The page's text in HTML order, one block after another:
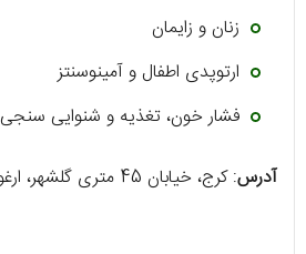
زنان و زایمان
ارتوپدی اطفال و آمینوسنتز
فشار خون، تغذیه و شنوایی سنجی
آدرس: کرج، خیابان 45 متری گلشهر، ارغوان غربی